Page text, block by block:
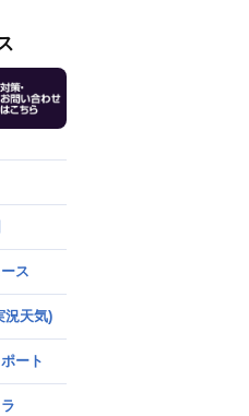
ス
況天気)
ート